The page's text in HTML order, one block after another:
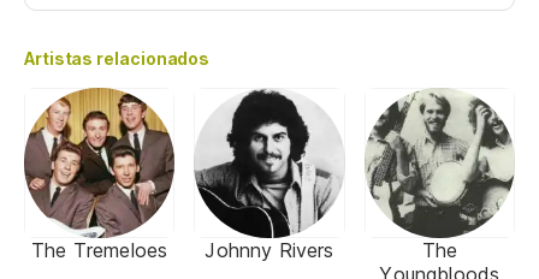
Artistas relacionados
The Tremeloes Johnny Rivers
The